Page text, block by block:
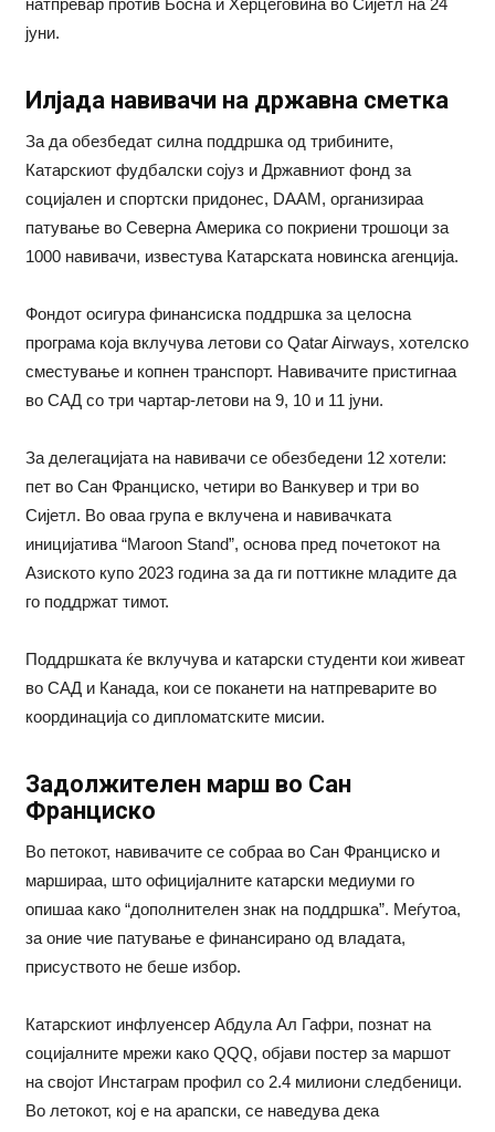
јуни.
Илјада навивачи на државна сметка
За да обезбедат силна поддршка од трибините,
Катарскиот фудбалски сојуз и Државниот фонд за
социјален и спортски придонес, DAAM, организираа
патување во Северна Америка со покриени трошоци за
1000 навивачи, известува Катарската новинска агенција.
Фондот осигура финансиска поддршка за целосна
програма која вклучува летови со Qatar Airways, хотелско
сместување и копнен транспорт. Навивачите пристигнаа
во САД со три чартар-летови на 9, 10 и 11 јуни.
За делегацијата на навивачи се обезбедени 12 хотели:
пет во Сан Франциско, четири во Ванкувер и три во
Сијетл. Во оваа група е вклучена и навивачката
иницијатива “Maroon Stand”, основа пред почетокот на
Азиското купо 2023 година за да ги поттикне младите да
го поддржат тимот.
Поддршката ќе вклучува и катарски студенти кои живеат
во САД и Канада, кои се поканети на натпреварите во
координација со дипломатските мисии.
Задолжителен марш во Сан
Франциско
Во петокот, навивачите се собраа во Сан Франциско и
маршираа, што официјалните катарски медиуми го
опишаа како “дополнителен знак на поддршка”. Меѓутоа,
за оние чие патување е финансирано од владата,
присуството не беше избор.
Катарскиот инфлуенсер Абдула Ал Гафри, познат на
социјалните мрежи како QQQ, објави постер за маршот
на својот Инстаграм профил со 2.4 милиони следбеници.
Во летокот, кој е на арапски, се наведува дека